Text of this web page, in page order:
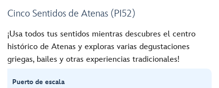
Cinco Sentidos de Atenas (PI52)
¡Usa todos tus sentidos mientras descubres el centro
histórico de Atenas y exploras varias degustaciones
griegas, bailes y otras experiencias tradicionales!
Puerto de escala